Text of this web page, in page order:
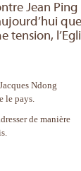
Jean Ping
que
tension,
Ndong
le pays.
de manière